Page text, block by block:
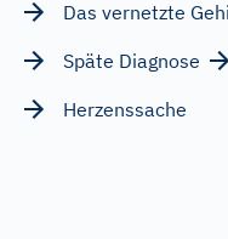
Das vernetzte
Späte Diagnose
Herzenssache